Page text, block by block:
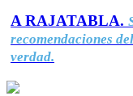
A RAJATABLA.
recomendaciones
verdad.